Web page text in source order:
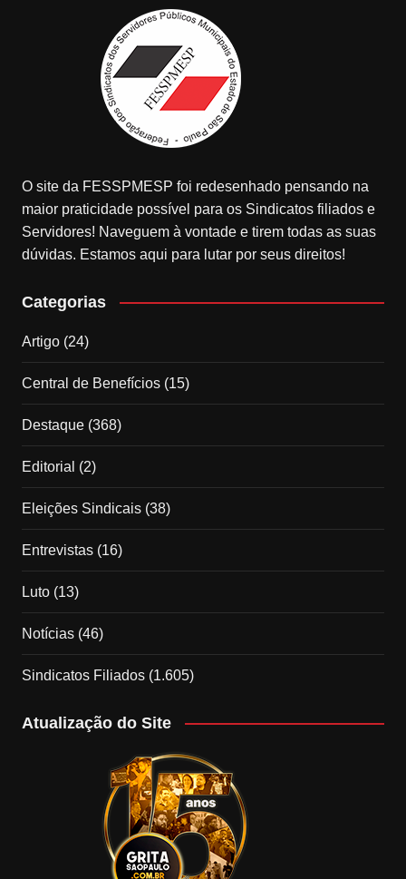
O site da FESSPMESP foi redesenhado pensando na
maior praticidade possível para os Sindicatos filiados e
Servidores! Naveguem à vontade e tirem todas as suas
dúvidas. Estamos aqui para lutar por seus direitos!
Categorias
Artigo(24)
Central de Benefícios(15)
Destaque(368)
Editorial (2)
Eleições Sindicais(38)
Entrevistas(16)
Luto(13)
Notícias(46)
Sindicatos Filiados(1.605)
Atualização do Site